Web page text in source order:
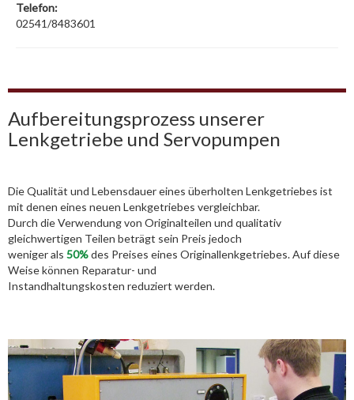
Telefon:
02541/8483601
Aufbereitungsprozess unserer
Lenkgetriebe und Servopumpen
Die Qualität und Lebensdauer eines überholten Lenkgetriebes ist
mit denen eines neuen Lenkgetriebes vergleichbar.
Durch die Verwendung von Originalteilen und qualitativ
gleichwertigen Teilen beträgt sein Preis jedoch
weniger als 50%des Preises eines Originallenkgetriebes. Auf diese
Weise können Reparatur- und
Instandhaltungskosten reduziert werden.